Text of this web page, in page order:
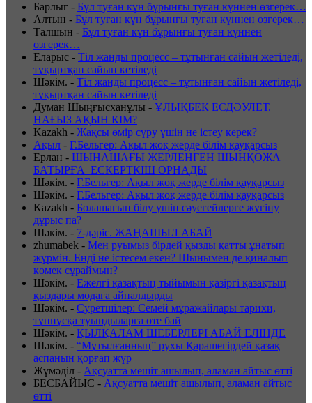
Барлыг - Бұл туған күн бұрынғы туған күннен өзгерек…
Алтын - Бұл туған күн бұрынғы туған күннен өзгерек…
Талшын - Бұл туған күн бұрынғы туған күннен
өзгерек…
Еларыс - Тіл жанды процесс – тұтынған сайын жетіледі,
тұқыртқан сайын кетіледі
Шәкім. - Тіл жанды процесс – тұтынған сайын жетіледі,
тұқыртқан сайын кетіледі
Думан Шыңғысханұлы - ҰЛЫҚБЕК ЕСДӘУЛЕТ.
НАҒЫЗ АҚЫН КІМ?
Kazakh - Жақсы өмір сүру үшін не істеу керек?
Ақыл - Г.Бельгер: Ақыл жоқ жерде білім қауқарсыз
Ерлан - ШЫНАШАҒЫ ЖЕРЛЕНГЕН ШЫНҚОЖА
БАТЫРҒА ЕСКЕРТКІШ ОРНАДЫ
Шәкім. - Г.Бельгер: Ақыл жоқ жерде білім қауқарсыз
Шәкім. - Г.Бельгер: Ақыл жоқ жерде білім қауқарсыз
Kazakh - Болашағын білу үшін сәуегейлерге жүгіну
дұрыс па?
Шәкім. - 7-дәріс. ЖАҢАШЫЛ АБАЙ
zhumabek - Мен руымыз бірдей қызды қатты ұнатып
жүрмін. Енді не істесем екен? Шынымен де қиналып
көмек сұраймын?
Шәкім. - Ежелгі қазақтың тыйымын қазіргі қазақтың
қыздары модаға айналдырды
Шәкім. - Суретшілер: Семей мұражайлары тарихи,
түпнұсқа туындыларға өте бай
Шәкім. - ҚЫЛҚАЛАМ ШЕБЕРЛЕРІ АБАЙ ЕЛІНДЕ
Шәкім. - “Мұтылғанның” рухы Қарашегірдей қазақ
аспанын қорғап жүр
Жұмәділ - Ақсуатта мешіт ашылып, аламан айтыс өтті
БЕСБАЙЫС - Ақсуатта мешіт ашылып, аламан айтыс
өтті